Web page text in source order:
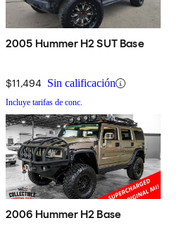
2005 Hummer H2 SUT Base
$11,494 Sin calificación
Incluye tarifas de conc.
2006 Hummer H2 Base